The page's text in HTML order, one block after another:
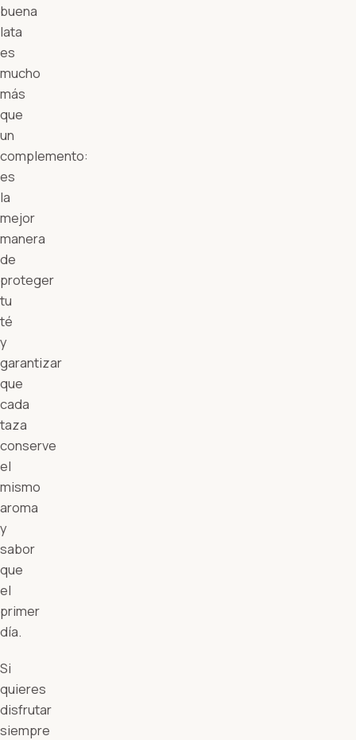
buena
lata
es
mucho
más
que
un
complemento:
es
la
mejor
manera
de
proteger
tu
té
y
garantizar
que
cada
taza
conserve
el
mismo
aroma
y
sabor
que
el
primer
día.
Si
quieres
disfrutar
siempre